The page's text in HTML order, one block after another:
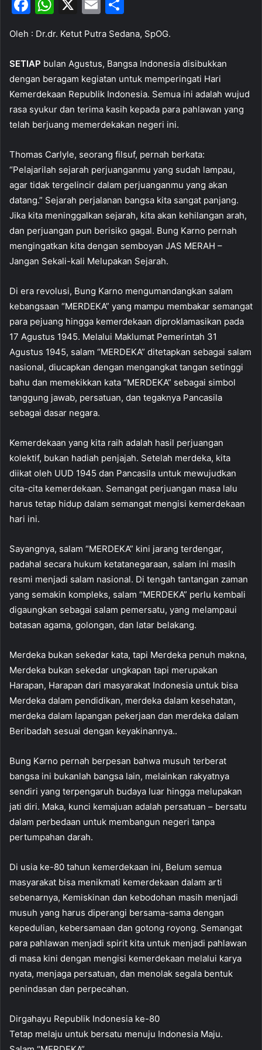
c
e
b
o
o
k
at
s
A
p
p
ai
l
ar
e
Oleh : Dr.dr. Ketut Putra Sedana, SpOG.
SETIAP bulan Agustus, Bangsa Indonesia disibukkan
dengan beragam kegiatan untuk memperingati Hari
Kemerdekaan Republik Indonesia. Semua ini adalah wujud
rasa syukur dan terima kasih kepada para pahlawan yang
telah berjuang memerdekakan negeri ini.
Thomas Carlyle, seorang filsuf, pernah berkata:
“Pelajarilah sejarah perjuanganmu yang sudah lampau,
agar tidak tergelincir dalam perjuanganmu yang akan
datang.” Sejarah perjalanan bangsa kita sangat panjang.
Jika kita meninggalkan sejarah, kita akan kehilangan arah,
dan perjuangan pun berisiko gagal. Bung Karno pernah
mengingatkan kita dengan semboyan JAS MERAH –
Jangan Sekali-kali Melupakan Sejarah.
Di era revolusi, Bung Karno mengumandangkan salam
kebangsaan “MERDEKA” yang mampu membakar semangat
para pejuang hingga kemerdekaan diproklamasikan pada
17 Agustus 1945. Melalui Maklumat Pemerintah 31
Agustus 1945, salam “MERDEKA” ditetapkan sebagai salam
nasional, diucapkan dengan mengangkat tangan setinggi
bahu dan memekikkan kata “MERDEKA” sebagai simbol
tanggung jawab, persatuan, dan tegaknya Pancasila
sebagai dasar negara.
Kemerdekaan yang kita raih adalah hasil perjuangan
kolektif, bukan hadiah penjajah. Setelah merdeka, kita
diikat oleh UUD 1945 dan Pancasila untuk mewujudkan
cita-cita kemerdekaan. Semangat perjuangan masa lalu
harus tetap hidup dalam semangat mengisi kemerdekaan
hari ini.
Sayangnya, salam “MERDEKA” kini jarang terdengar,
padahal secara hukum ketatanegaraan, salam ini masih
resmi menjadi salam nasional. Di tengah tantangan zaman
yang semakin kompleks, salam “MERDEKA” perlu kembali
digaungkan sebagai salam pemersatu, yang melampaui
batasan agama, golongan, dan latar belakang.
Merdeka bukan sekedar kata, tapi Merdeka penuh makna,
Merdeka bukan sekedar ungkapan tapi merupakan
Harapan, Harapan dari masyarakat Indonesia untuk bisa
Merdeka dalam pendidikan, merdeka dalam kesehatan,
merdeka dalam lapangan pekerjaan dan merdeka dalam
Beribadah sesuai dengan keyakinannya..
Bung Karno pernah berpesan bahwa musuh terberat
bangsa ini bukanlah bangsa lain, melainkan rakyatnya
sendiri yang terpengaruh budaya luar hingga melupakan
jati diri. Maka, kunci kemajuan adalah persatuan – bersatu
dalam perbedaan untuk membangun negeri tanpa
pertumpahan darah.
Di usia ke-80 tahun kemerdekaan ini, Belum semua
masyarakat bisa menikmati kemerdekaan dalam arti
sebenarnya, Kemiskinan dan kebodohan masih menjadi
musuh yang harus diperangi bersama-sama dengan
kepedulian, kebersamaan dan gotong royong. Semangat
para pahlawan menjadi spirit kita untuk menjadi pahlawan
di masa kini dengan mengisi kemerdekaan melalui karya
nyata, menjaga persatuan, dan menolak segala bentuk
penindasan dan perpecahan.
Dirgahayu Republik Indonesia ke-80
Tetap melaju untuk bersatu menuju Indonesia Maju.